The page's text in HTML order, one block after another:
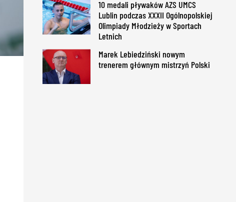
10 medali pływaków AZS UMCS
Lublin podczas XXXII Ogólnopolskiej
Olimpiady Młodzieży w Sportach
Letnich
Marek Lebiedziński nowym
trenerem głównym mistrzyń Polski